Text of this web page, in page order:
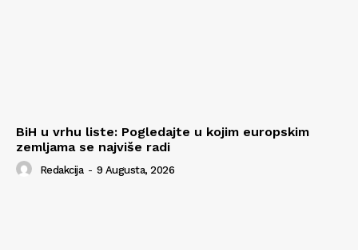
BiH u vrhu liste: Pogledajte u kojim europskim
zemljama se najviše radi
Redakcija - 9 Augusta, 2026